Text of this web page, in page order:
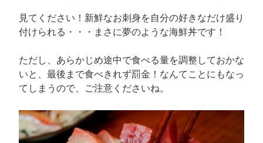
見てください！新鮮なお刺身を自分の好きなだけ盛り
付けられる・・・まさに夢のような海鮮丼です！
ただし、あらかじめ途中で食べる量を調整しておかな
いと、最後まで食べきれず罰金！なんてことにもなっ
てしまうので、ご注意くださいね。